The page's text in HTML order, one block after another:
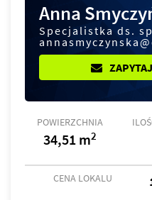
Anna
Specjalistka ds.
POWIERZCHNIA
34,51 m2
CENA LOKALU